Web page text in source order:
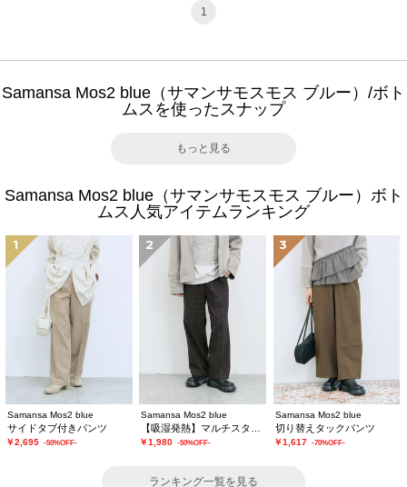
1
Samansa Mos2 blue（サマンサモスモス ブルー）/ボト
ムスを使ったスナップ
もっと見る
Samansa Mos2 blue（サマンサモスモス ブルー）ボト
ムス人気アイテムランキング
1
Samansa Mos2 blue
サイドタブ付きパンツ
￥2,695 -50%OFF-
2
Samansa Mos2 blue
￥1,980 -50%OFF-
3
Samansa Mos2 blue
切り替えタックパンツ
￥1,617 -70%OFF-
ランキング一覧を見る